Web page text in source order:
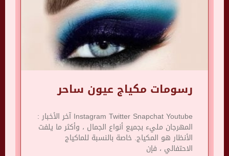
رسومات مكياج عيون ساحر
Instagram Twitter Snapchat Youtube آخر الأخبار :
المهرجان مليء بجميع أنواع الجمال ، وأكثر ما يلفت
الأنظار هو المكياج. خاصة بالنسبة للماكياج
الاحتفالي ، فإن